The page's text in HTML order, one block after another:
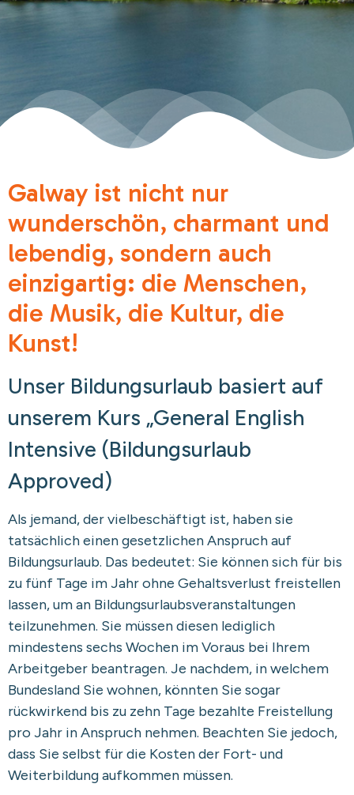
Galway ist nicht nur
wunderschön, charmant und
lebendig, sondern auch
einzigartig: die Menschen,
die Musik, die Kultur, die
Kunst!
Unser Bildungsurlaub basiert auf
unserem Kurs „General English
Intensive (Bildungsurlaub
Approved)
Als jemand, der vielbeschäftigt ist, haben sie
tatsächlich einen gesetzlichen Anspruch auf
Bildungsurlaub. Das bedeutet: Sie können sich für bis
zu fünf Tage im Jahr ohne Gehaltsverlust freistellen
lassen, um an Bildungsurlaubsveranstaltungen
teilzunehmen. Sie müssen diesen lediglich
mindestens sechs Wochen im Voraus bei Ihrem
Arbeitgeber beantragen. Je nachdem, in welchem
Bundesland Sie wohnen, könnten Sie sogar
rückwirkend bis zu zehn Tage bezahlte Freistellung
pro Jahr in Anspruch nehmen. Beachten Sie jedoch,
dass Sie selbst für die Kosten der Fort- und
Weiterbildung aufkommen müssen.